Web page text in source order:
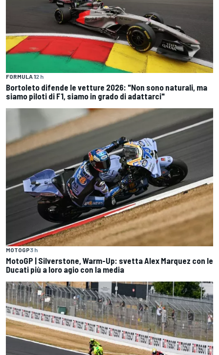
FORMULA 12 h
Bortoleto difende le vetture 2026: "Non sono naturali, ma
siamo piloti di F1, siamo in grado di adattarci"
MOTOGP3 h
MotoGP | Silverstone, Warm-Up: svetta Alex Marquez con le
Ducati più a loro agio con la media